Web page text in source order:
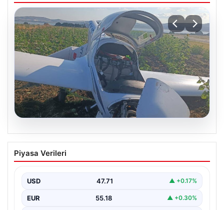
Uçak sert iniş yaptı: Pilot yaralandı
Piyasa Verileri
USD 47.71 ▲ +0.17%
EUR 55.18 ▲ +0.30%